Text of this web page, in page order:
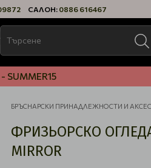
САЛОН: 0886 616467
SUMMER15
БРЪСНАРСКИ ПРИНАДЛЕЖНОСТИ И
ФРИЗЬОРСКО
MIRROR